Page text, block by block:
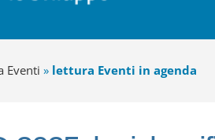
Eventi » lettura Eventi in agenda